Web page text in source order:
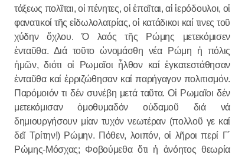
τάξεως πολῖται, οἱ πένητες, οἱ ἐπαῖται, αἱ ἱερόδουλοι, οἱ
φανατικοί τῆς εἰδωλολατρίας, οἱ κατάδικοι καί τινες τοῦ
χύδην ὄχλου. Ὁ λαός τῆς Ρώμης μετεκόμισεν
ἐνταῦθα. Διά τοῦτο ὠνομάσθη νέα Ρώμη ἡ πόλις
ἡμῶν, διότι οἱ Ρωμαῖοι ἦλθον καί ἐγκατεστάθησαν
ἐνταῦθα καί ἐρριζώθησαν καί παρήγαγον πολιτισμόν.
Παρόμοιόν τι δέν συνέβη μετά ταῦτα. Οἱ Ρωμαῖοι δέν
μετεκόμισαν ὁμοθυμαδόν οὐδαμοῦ διά νά
δημιουργήσουν μίαν τυχόν νεωτέραν (πολλοῦ γε καί
δεῖ Τρίτην!) Ρώμην. Πόθεν, λοιπόν, οἱ λῆροι περί Γ´
Ρώμης-Μόσχας; Φοβούμεθα ὅτι ἡ ἀνόητος θεωρία